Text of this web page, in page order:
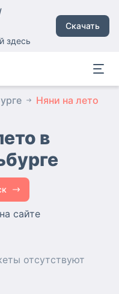
здесь
Скачать
Няни на лето
в
сайте
отсутствуют